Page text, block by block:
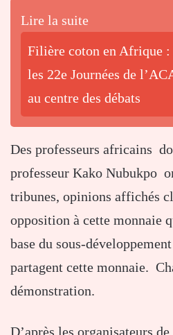
Lire la suite
Filière coton en Afrique
les 22e Journées de
au centre des débats
Des professeurs africains
professeur Kako Nubukpo
tribunes, opinions affichés
opposition à cette monnaie
base du sous-
partagent cette monnaie.
démonstration.
D’après les organisateurs